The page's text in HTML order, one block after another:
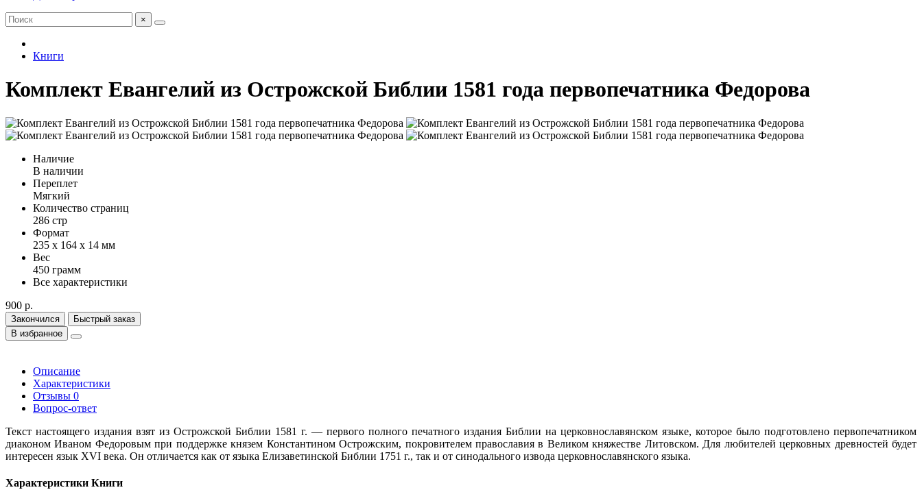
×
Книги
Комплект Евангелий из Острожской Библии 1581 года первопечатника Федорова
Наличие
В наличии
Переплет
Мягкий
Количество страниц
286 стр
Формат
235 х 164 х 14 мм
Вес
450 грамм
Все характеристики
900 р.
Закончился
Быстрый заказ
В избранное
Описание
Характеристики
Отзывы 0
Вопрос-ответ
Текст настоящего издания взят из Острожской Библии 1581 г. — первого полного печатного издания Библии на церковнославянском языке, которое было подготовлено первопечатником
диаконом Иваном Федоровым при поддержке князем Константином Острожским, покровителем православия в Великом княжестве Литовском. Для любителей церковных древностей будет
интересен язык XVI века. Он отличается как от языка Елизаветинской Библии 1751 г., так и от синодального извода церковнославянского языка.
Характеристики Книги